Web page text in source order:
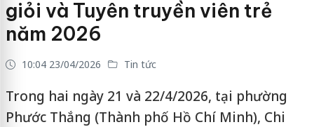
giỏi và Tuyên truyền viên trẻ
năm 2026
10:04 23/04/2026 Tin tức
Trong hai ngày 21 và 22/4/2026, tại phường
Phước Thắng (Thành phố Hồ Chí Minh), Chi